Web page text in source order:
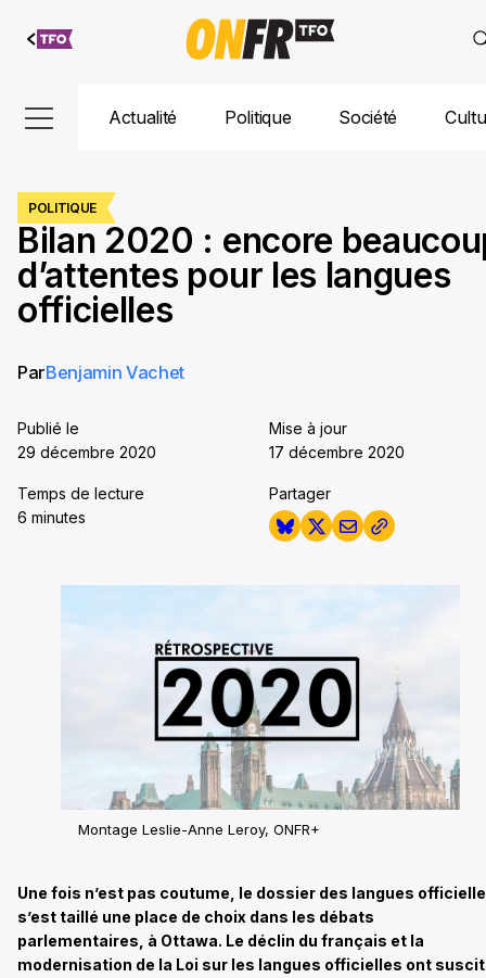
Aller au
contenu
Actualité Politique Société
POLITIQUE
Bilan 2020 : encore
d’attentes pour les langues
officielles
ParBenjamin Vachet
Publié le
29 décembre 2020
Mise à jour
17 décembre 2020
Temps de lecture
6 minutes
Partager
Montage Leslie-Anne Leroy, ONFR+
Une fois n’est pas coutume, le dossier des langues
s’est taillé une place de choix dans les débats
parlementaires, à Ottawa. Le déclin du français et la
modernisation de la Loi sur les langues officielles ont